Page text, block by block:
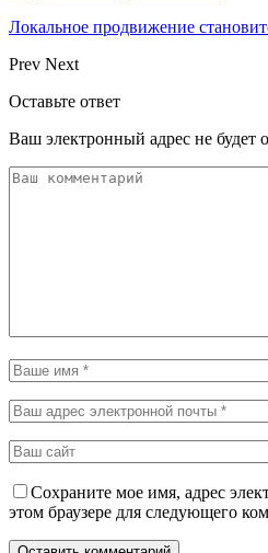
Локальное продвижение
Prev Next
Оставьте ответ
Ваш электронный адрес не будет
Сохраните мое имя, адрес
этом браузере для следующего